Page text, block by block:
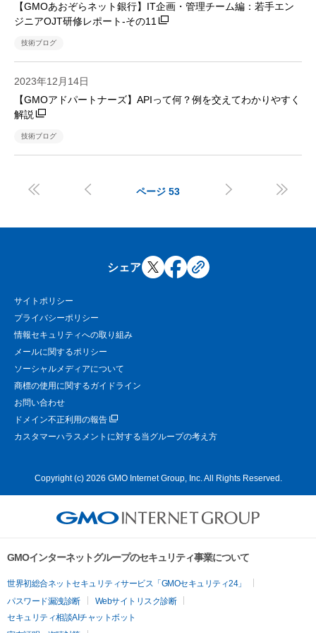
【GMOあおぞらネット銀行】IT企画・管理チーム編：若手エン
ジニアOJT研修レポート-その11
技術ブログ
2023年12月14日
【GMOアドパートナーズ】APIって何？例を交えてわかりやすく
解説
技術ブログ
  ページ 53  
シェア
サイトポリシー
プライバシーポリシー
情報セキュリティへの取り組み
メールに関するポリシー
ソーシャルメディアについて
商標の使用に関するガイドライン
お問い合わせ
ドメイン不正利用の報告
カスタマーハラスメントに対する当グループの考え方
Copyright (c) 2026 GMO Internet Group, Inc. All Rights Reserved.
GMOインターネットグループのセキュリティ事業について
世界初総合ネットセキュリティサービス「GMOセキュリティ24」
パスワード漏洩診断
Webサイトリスク診断
セキュリティ相談AIチャットボット